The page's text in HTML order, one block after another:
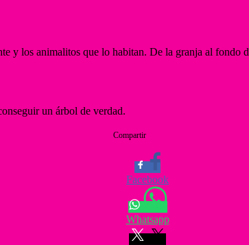
y los animalitos que lo habitan. De la granja al fondo
un árbol de verdad.
Compartir
Facebook
Whatsapp